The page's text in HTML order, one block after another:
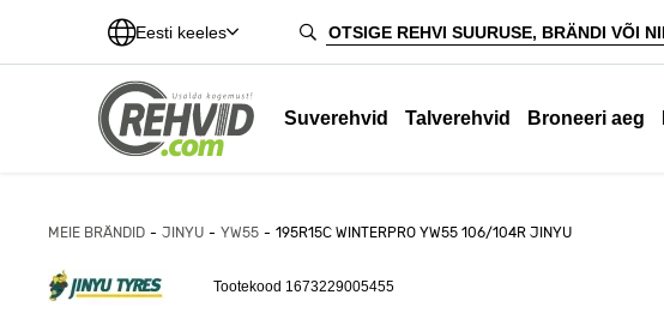
Eesti keeles
Suverehvid Talverehvid Broneeri aeg
MEIE BRÄNDID JINYU YW55 195R15C WINTERPRO YW55 106/104R JINYU
Tootekood 1673229005455